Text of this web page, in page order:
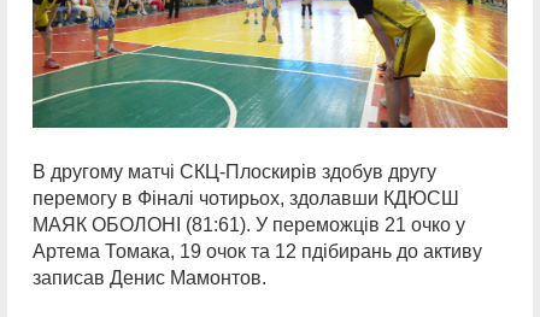
В другому матчі СКЦ-Плоскирів здобув другу
перемогу в Фіналі чотирьох, здолавши КДЮСШ
МАЯК ОБОЛОНІ (81:61). У переможців 21 очко у
Артема Томака, 19 очок та 12 пдібирань до активу
записав Денис Мамонтов.